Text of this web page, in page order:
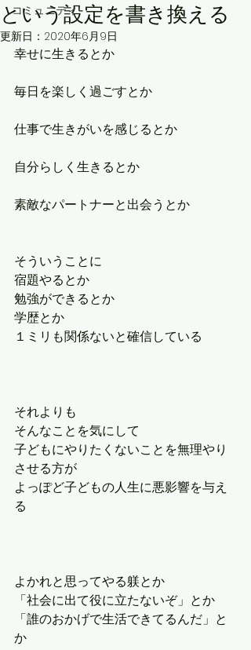
コミュニティ
という設定を書き換える
更新日： 2020年6月9日
幸せに生きるとか
毎日を楽しく過ごすとか
仕事で生きがいを感じるとか
自分らしく生きるとか
素敵なパートナーと出会うとか
そういうことに
宿題やるとか
勉強ができるとか
学歴とか
１ミリも関係ないと確信している
それよりも
そんなことを気にして
子どもにやりたくないことを無理やり
させる方が
よっぽど子どもの人生に悪影響を与え
る
よかれと思ってやる躾とか
「社会に出て役に立たないぞ」とか
「誰のおかげで生活できてるんだ」と
か